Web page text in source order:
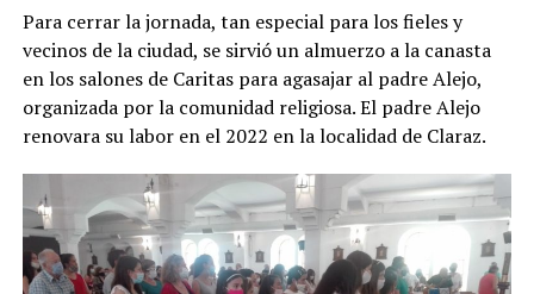
Para cerrar la jornada, tan especial para los fieles y
vecinos de la ciudad, se sirvió un almuerzo a la canasta
en los salones de Caritas para agasajar al padre Alejo,
organizada por la comunidad religiosa. El padre Alejo
renovara su labor en el 2022 en la localidad de Claraz.